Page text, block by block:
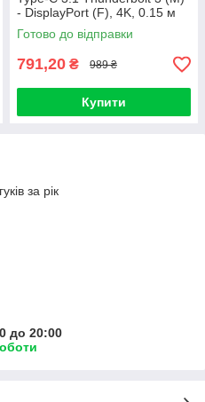
- DisplayPort (F), 4K, 0.15 м
Готово до відправки
791,20 ₴ 989 ₴
Купити
за рік
до 20:00